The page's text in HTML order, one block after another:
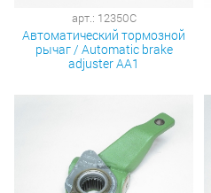
арт.: 12350C
Автоматический тормозной
рычаг / Automatic brake
adjuster AA1